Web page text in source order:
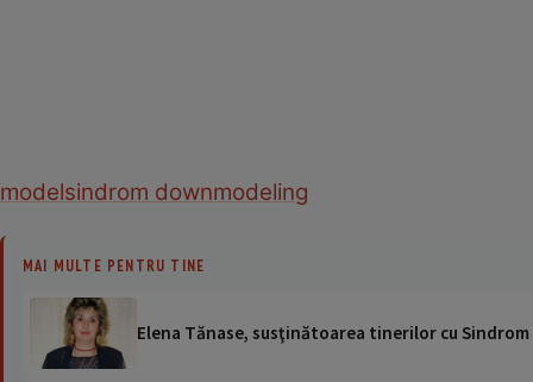
modelsindrom downmodeling
MAI MULTE PENTRU TINE
Elena Tănase, susţinătoarea tinerilor cu